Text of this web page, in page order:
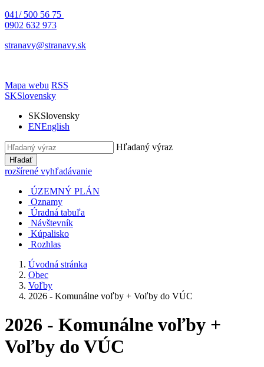
041/ 500 56 75
0902 632 973
stranavy@stranavy.sk
Mapa webu RSS
SKSlovensky
SKSlovensky
ENEnglish
Hľadaný výraz
Hľadať
rozšírené vyhľadávanie
ÚZEMNÝ PLÁN
Oznamy
Úradná tabuľa
Návštevník
Kúpalisko
Rozhlas
Úvodná stránka
Obec
Voľby
2026 - Komunálne voľby + Voľby do VÚC
2026 - Komunálne voľby +
Voľby do VÚC